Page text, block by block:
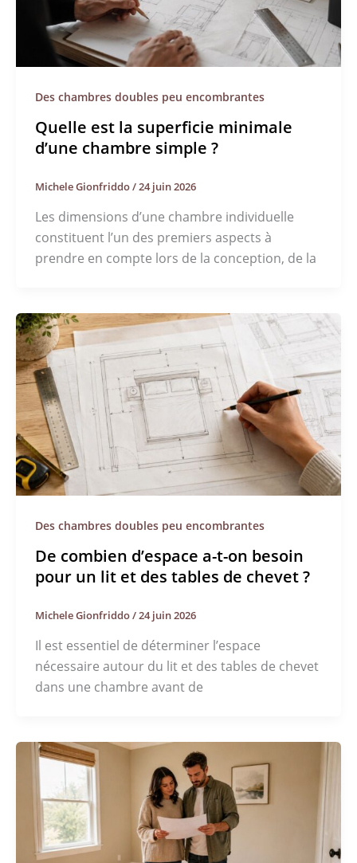
Des chambres doubles peu encombrantes
Quelle est la superficie minimale
d’une chambre simple ?
Michele Gionfriddo/24 juin 2026
Les dimensions d’une chambre individuelle
constituent l’un des premiers aspects à
prendre en compte lors de la conception, de la
Des chambres doubles peu encombrantes
De combien d’espace a-t-on besoin
pour un lit et des tables de chevet ?
Michele Gionfriddo/24 juin 2026
Il est essentiel de déterminer l’espace
nécessaire autour du lit et des tables de chevet
dans une chambre avant de